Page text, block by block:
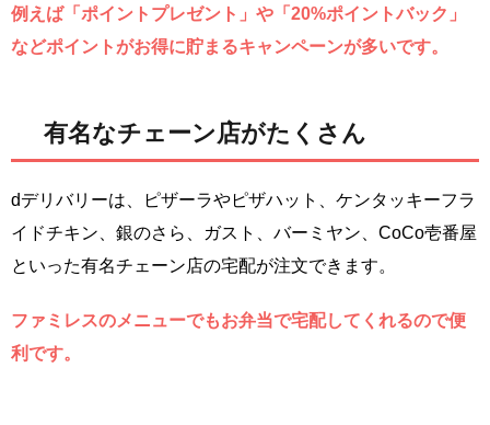
例えば「ポイントプレゼント」や「20%ポイントバック」
などポイントがお得に貯まるキャンペーンが多いです。
有名なチェーン店がたくさん
dデリバリーは、ピザーラやピザハット、ケンタッキーフラ
イドチキン、銀のさら、ガスト、バーミヤン、CoCo壱番屋
といった有名チェーン店の宅配が注文できます。
ファミレスのメニューでもお弁当で宅配してくれるので便
利です。